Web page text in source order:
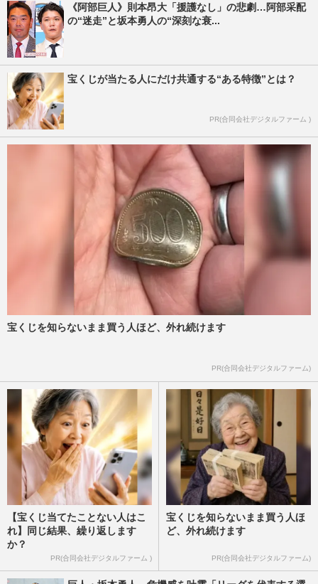
《阿部巨人》則本昂大「援護なし」の悲劇…阿部采配
の“迷走”と坂本勇人の“深刻な衰...
宝くじが当たる人にだけ共通する“ある特徴”とは？
PR(合同会社デジタルファーム )
宝くじを知らないまま買う人ほど、外れ続けます
PR(合同会社デジタルファーム)
【宝くじ当てたことない人はこ
れ】同じ結果、繰り返します
か？
PR(合同会社デジタルファーム )
宝くじを知らないまま買う人ほ
ど、外れ続けます
PR(合同会社デジタルファーム)